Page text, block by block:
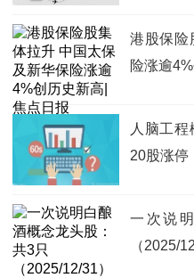
港股保险
险涨逾
人脑工
20股涨停
一次说
（2025/